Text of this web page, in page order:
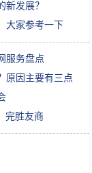
发展？
大家参考一下
服务盘点
原因主要有三点
完胜友商